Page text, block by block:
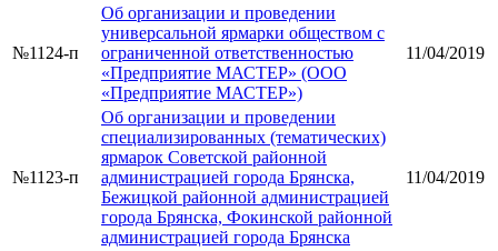
№1124-п
Об организации и проведении
универсальной ярмарки обществом с
ограниченной ответственностью
«Предприятие МАСТЕР» (ООО
«Предприятие МАСТЕР»)
11/04/2019
№1123-п
Об организации и проведении
специализированных (тематических)
ярмарок Советской районной
администрацией города Брянска,
Бежицкой районной администрацией
города Брянска, Фокинской районной
администрацией города Брянска
11/04/2019